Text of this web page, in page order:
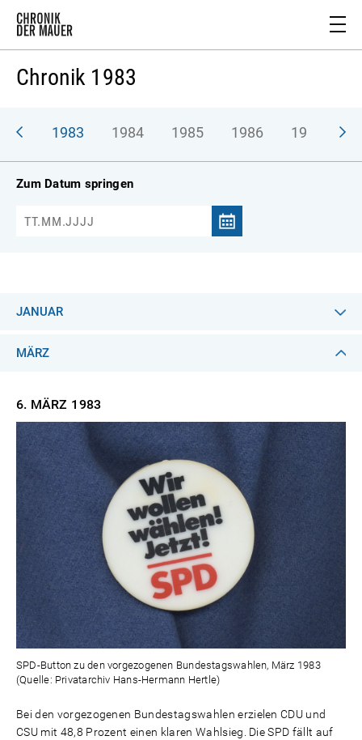
Chronik 1983
1983 1984 1985 1986 1987
Zum Datum springen
JANUAR
MÄRZ
6. MÄRZ 1983
SPD-Button zu den vorgezogenen Bundestagswahlen, März 1983
(Quelle: Privatarchiv Hans-Hermann Hertle)
Bei den vorgezogenen Bundestagswahlen erzielen CDU und
CSU mit 48,8 Prozent einen klaren Wahlsieg. Die SPD fällt auf